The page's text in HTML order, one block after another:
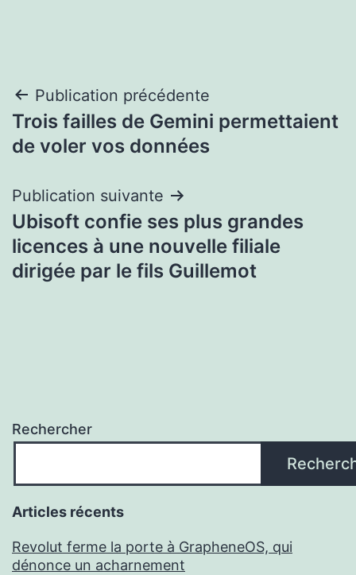
Navigation
de
Publication précédente
Trois failles de Gemini permettaient
de voler vos données
Publication suivante
Ubisoft confie ses plus grandes
licences à une nouvelle filiale
dirigée par le fils Guillemot
Rechercher
Articles récents
Revolut ferme la porte à GrapheneOS, qui
dénonce un acharnement